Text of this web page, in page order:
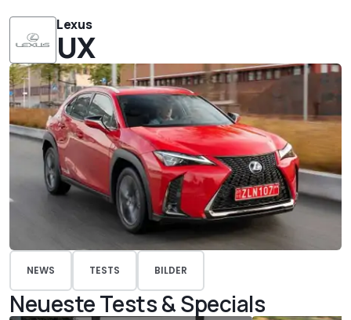
Lexus
UX
NEWS TESTS BILDER
Neueste Tests & Specials